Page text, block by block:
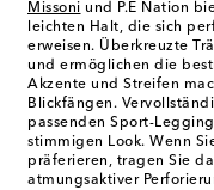
Missoni und P.E Nation
leichten Halt, die sich
erweisen. Überkreuzte
und ermöglichen die
Akzente und Streifen
Blickfängen.
passenden Sport-
stimmigen Look. Wenn
präferieren, tragen Sie
atmungsaktiver